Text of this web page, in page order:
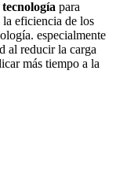
para
eficiencia de los
especialmente
al reducir la carga
más tiempo a la